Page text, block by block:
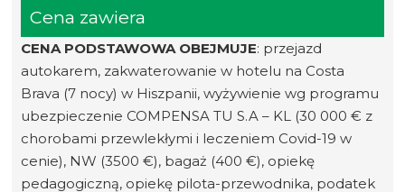
Cena zawiera
CENA PODSTAWOWA OBEJMUJE: przejazd
autokarem, zakwaterowanie w hotelu na Costa
Brava (7 nocy) w Hiszpanii, wyżywienie wg programu
ubezpieczenie COMPENSA TU S.A – KL (30 000 € z
chorobami przewlekłymi i leczeniem Covid-19 w
cenie), NW (3500 €), bagaż (400 €), opiekę
pedagogiczną, opiekę pilota-przewodnika, podatek